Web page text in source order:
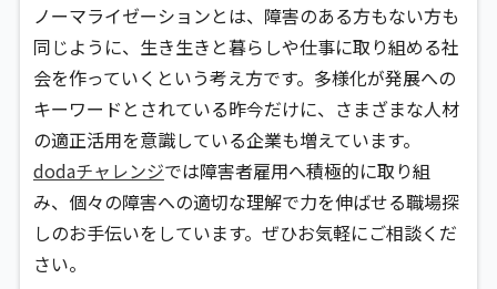
ノーマライゼーションとは、障害のある方もない方も
同じように、生き生きと暮らしや仕事に取り組める社
会を作っていくという考え方です。多様化が発展への
キーワードとされている昨今だけに、さまざまな人材
の適正活用を意識している企業も増えています。
dodaチャレンジでは障害者雇用へ積極的に取り組
み、個々の障害への適切な理解で力を伸ばせる職場探
しのお手伝いをしています。ぜひお気軽にご相談くだ
さい。